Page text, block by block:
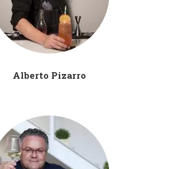
Alberto Pizarro